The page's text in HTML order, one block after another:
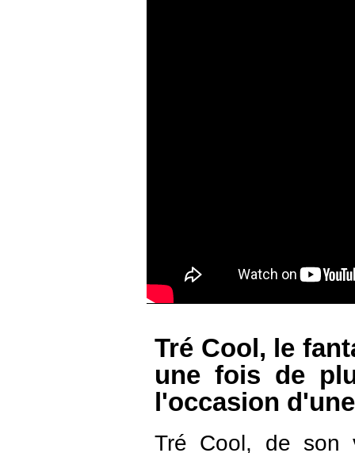
Tré Cool, le
une fois de
l'occasion
Tré Cool, de son